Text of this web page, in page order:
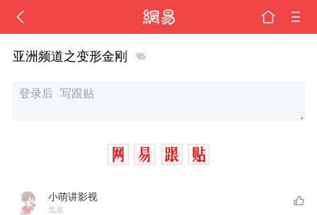
亚洲频道之变形金刚
小萌讲影视
北京